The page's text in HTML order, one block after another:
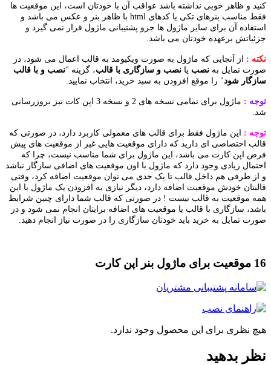
و ظاهر خوبی نداشته باشد عواقب آن با خودتان است، این موقعیت ها
فقط مناسب بنرهای تکی یا کدهای html با ظاهر بنر و عکس می باشد و
آن برای سایر ماژول ها جزو پشتیبانی ماژول قرار نمی گیرد و
برعهده خودتان می باشد.
:از آنجایی که ماژول به صورت ویکیومد به قالب اعمال می شود، در
تمایل بهنصبیانصب و سازگاری با قالب، گزینه "نصب و با قالب
شود" را موقع افزودن به سبد خرید، انتخاب نمایید.
:
ماژول برای تمامی نسخه های 2 و نسخه 3 اپن کات نیز بروزرسانی
:این ماژول فقط برای قالب های معمولی کاربرد دارد، در صورتی که
اختصاصی ای دارید که دارای موقعیت هایی غیر از موقعیت های پیش
اپن کارت می باشد، این ماژول برای شما مناسب نیست، چرا که
زیادی وجود دارد که ماژول با اون موقعیت های اضافی سازگار نباشد
طرفی هم داخل قالب تا یک حدی می توان موقعیت اضافه کرد، وقتی
خودش موقعیت اضافه دارد، دیگر نیازی به افزودن یک ماژول با این
موقعیت به قالب نیست ! در صورتی که قالب شما دارای چنین شرایط
سازگاری با قالب یا موقعیت های اضافه برایتان انجام نمی شود و در
تمایل به خرید باید خودتان سازگاری را در صورت نیاز انجام دهید.
نظری برای این محصول وجود ندارد.
بدهید